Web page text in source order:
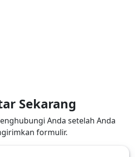
Sekarang
Anda setelah Anda
formulir.